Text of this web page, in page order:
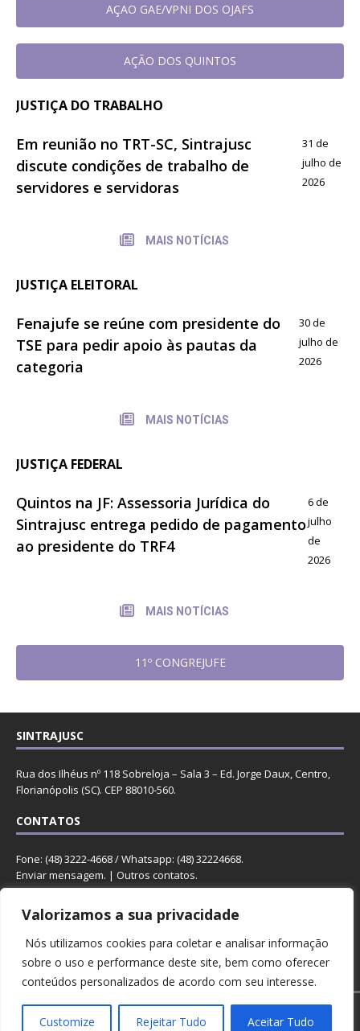
Valorizamos a sua privacidade
Nós utilizamos cookies para coletar e analisar informação
sobre o uso e performance deste site, bem como oferecer
conteúdos personalizados de acordo com seu interesse.
Customize Rejeitar Tudo Aceitar Tudo
AÇAO GAE/VPNI DOS OJAFS
AÇÃO DOS QUINTOS
JUSTIÇA DO TRABALHO
Em reunião no TRT-SC, Sintrajusc
discute condições de trabalho de
servidores e servidoras
31 de
julho de
2026
MAIS NOTÍCIAS
JUSTIÇA ELEITORAL
Fenajufe se reúne com presidente do
TSE para pedir apoio às pautas da
categoria
30 de
julho de
2026
MAIS NOTÍCIAS
JUSTIÇA FEDERAL
Quintos na JF: Assessoria Jurídica do
Sintrajusc entrega pedido de pagamento
ao presidente do TRF4
6 de
julho
de
2026
MAIS NOTÍCIAS
11º CONGREJUFE
SINTRAJUSC
Rua dos Ilhéus nº 118 Sobreloja – Sala 3 – Ed. Jorge Daux, Centro,
Florianópolis (SC). CEP 88010-560.
CONTATOS
Fone: (48) 3222-4668 / Whatsapp: (48) 32224668.
Enviar mensagem. | Outros contatos.
REDES
Copyright © 2023 Sintrajusc.